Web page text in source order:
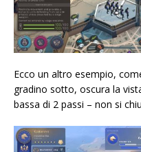
Ecco un altro esempio,
gradino sotto, oscura la
bassa di 2 passi – non si